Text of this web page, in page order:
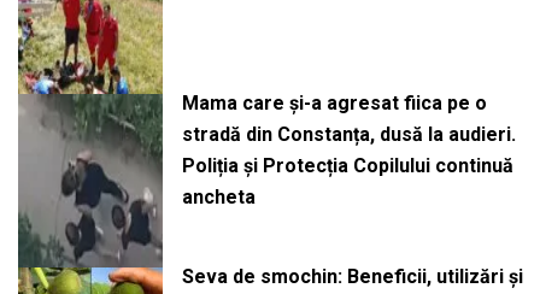
Mama care și-a agresat fiica pe o
stradă din Constanța, dusă la audieri.
Poliția și Protecția Copilului continuă
ancheta
Seva de smochin: Beneficii, utilizări și